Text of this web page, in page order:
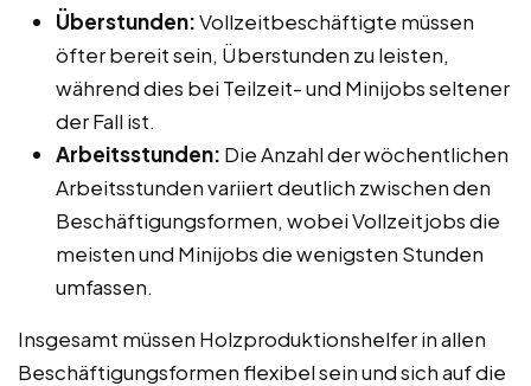
Überstunden:Vollzeitbeschäftigte müssen
öfter bereit sein, Überstunden zu leisten,
während dies bei Teilzeit- und Minijobs seltener
der Fall ist.
Arbeitsstunden: Die Anzahl der wöchentlichen
Arbeitsstunden variiert deutlich zwischen den
Beschäftigungsformen, wobei Vollzeitjobs die
meisten und Minijobs die wenigsten Stunden
umfassen.
Insgesamt müssen Holzproduktionshelfer in allen
Beschäftigungsformen flexibel sein und sich auf die